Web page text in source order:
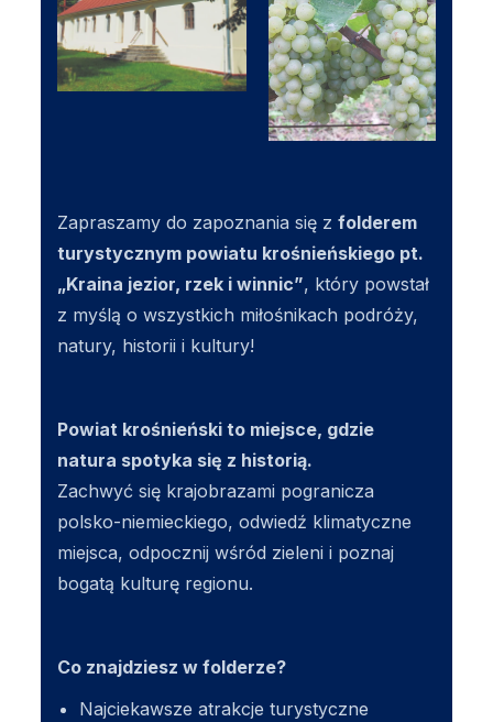
Zapraszamy do zapoznania się zfolderem
turystycznym powiatu krośnieńskiego pt.
„Kraina jezior, rzek i winnic”, który powstał
z myślą o wszystkich miłośnikach podróży,
natury, historii i kultury!
Powiat krośnieński to miejsce, gdzie
natura spotyka się z historią.
Zachwyć się krajobrazami pogranicza
polsko-niemieckiego, odwiedź klimatyczne
miejsca, odpocznij wśród zieleni i poznaj
bogatą kulturę regionu.
Co znajdziesz w folderze?
Najciekawsze atrakcje turystyczne